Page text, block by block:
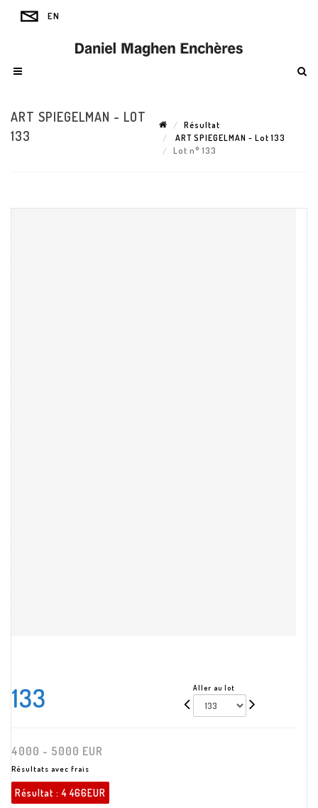
ART SPIEGELMAN - LOT
133
Résultat
ART SPIEGELMAN - Lot 133
Lot n° 133
133 Aller au lot
4000 - 5000 EUR
Résultats avec frais
Résultat :4 466EUR